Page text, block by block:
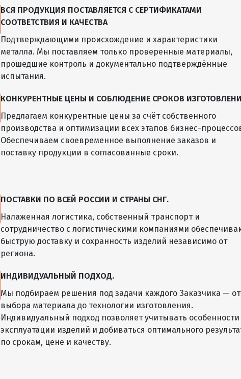
ВСЯ ПРОДУКЦИЯ ПОСТАВЛЯЕТСЯ С СЕРТИФИКАТАМИ
СООТВЕТСТВИЯ И КАЧЕСТВА
Подтверждающими происхождение и характеристики
металла. Мы поставляем только проверенные материалы,
прошедшие контроль и документально подтверждённые
испытания.
КОНКУРЕНТНЫЕ ЦЕНЫ И СОБЛЮДЕНИЕ СРОКОВ
Предлагаем конкурентные цены за счёт собственного
производства и оптимизации всех этапов бизнес-
Обеспечиваем своевременное выполнение заказов и
поставку продукции в согласованные сроки.
ПОСТАВКИ ПО ВСЕЙ РОССИИ И СТРАНЫ СНГ.
Налаженная логистика, собственный транспорт и
сотрудничество с логистическими компаниями
быструю доставку и сохранность изделий независимо от
региона.
ИНДИВИДУАЛЬНЫЙ ПОДХОД.
Мы подбираем решения под задачи каждого Заказчика — от
выбора материала до технологии изготовления.
Индивидуальный подход позволяет учитывать особенности
эксплуатации изделий и добиваться оптимального
по срокам, цене и качеству.